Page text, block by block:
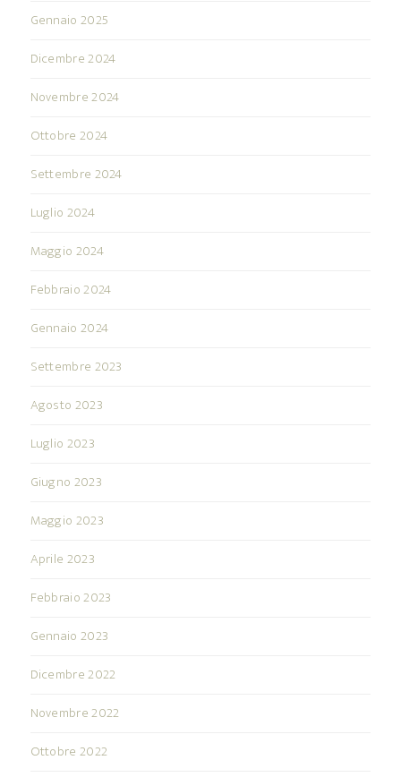
Gennaio 2025
Dicembre 2024
Novembre 2024
Ottobre 2024
Settembre 2024
Luglio 2024
Maggio 2024
Febbraio 2024
Gennaio 2024
Settembre 2023
Agosto 2023
Luglio 2023
Giugno 2023
Maggio 2023
Aprile 2023
Febbraio 2023
Gennaio 2023
Dicembre 2022
Novembre 2022
Ottobre 2022